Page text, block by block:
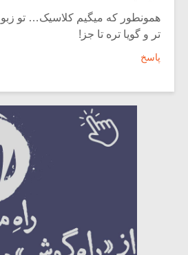
همونطور که میگیم کلاسیک… تو
تر و گویا تره تا جز!
پاسخ